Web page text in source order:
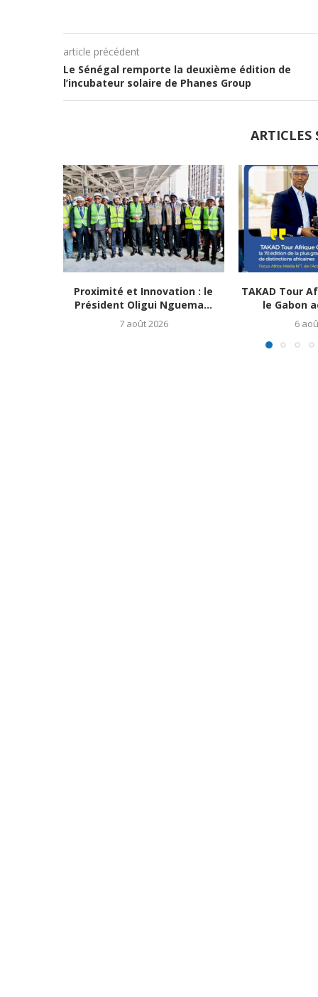
article précédent
Le Sénégal remporte la deuxième édition de
l’incubateur solaire de Phanes Group
ARTICLES
Proximité et Innovation : le
Président Oligui Nguema...
7 août 2026
TAKAD Tour
le Gabon
6